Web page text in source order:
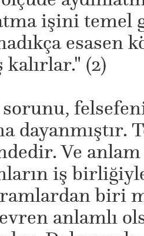
işini temel
esasen
kalırlar." (2)
dayanmıştır.
Ve
iş
biri
anlamlı